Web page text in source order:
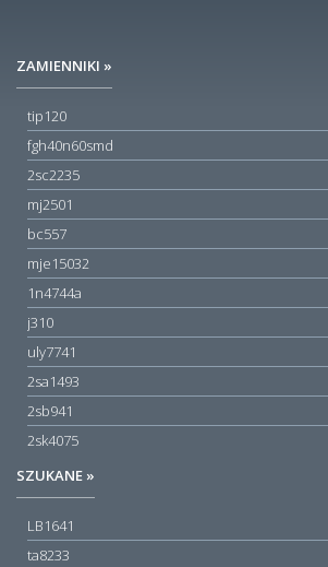
ZAMIENNIKI »
tip120
fgh40n60smd
2sc2235
mj2501
bc557
mje15032
1n4744a
j310
uly7741
2sa1493
2sb941
2sk4075
SZUKANE »
LB1641
ta8233